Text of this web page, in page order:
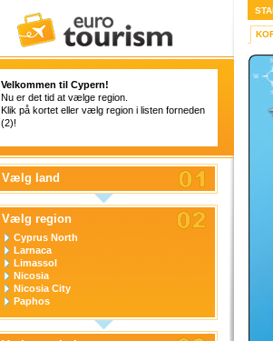
Velkommen til Cypern!
Nu er det tid at vælge region.
Klik på kortet eller vælg region i listen forneden
(2)!
Vælg land
Vælg region
Cyprus North
Larnaca
Limassol
Nicosia
Nicosia City
Paphos